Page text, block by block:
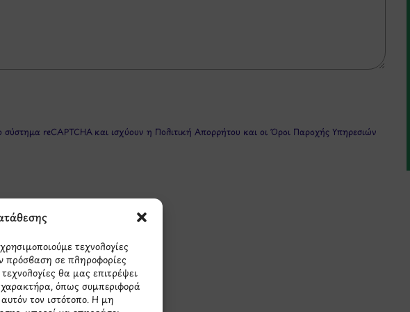
τεχνολογίες
πρόσβαση σε πληροφορίες
θα μας επιτρέψει
όπως συμπεριφορά
τον ιστότοπο. Η μη
σύστημα reCAPTCHA και ισχύουν η Πολιτική Απορρήτου και οιΌροι Παροχής Υπηρεσιών
πρώτοι τα νέα και τις